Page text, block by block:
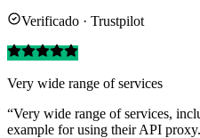
Verificado · Trustpilot
Very wide range of services
“Very wide range of services,
example for using their API